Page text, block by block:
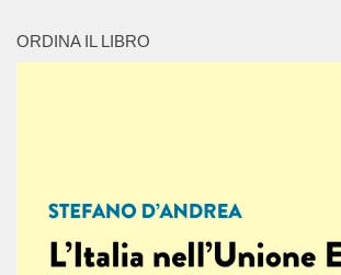
ORDINA IL LIBRO